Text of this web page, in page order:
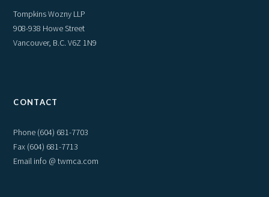
Tompkins Wozny LLP
908-938 Howe Street
Vancouver, B.C. V6Z 1N9
CONTACT
Phone (604) 681-7703
Fax (604) 681-7713
Email info @ twmca.com